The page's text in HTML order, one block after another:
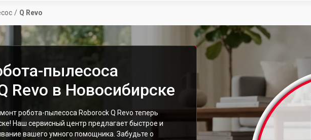
/ Q Revo
пылесоса
Revo в Новосибирске
робота-пылесоса Roborock Q Revo теперь
Наш сервисный центр предлагает быстрое и
вашего умного помощника. Забудьте о